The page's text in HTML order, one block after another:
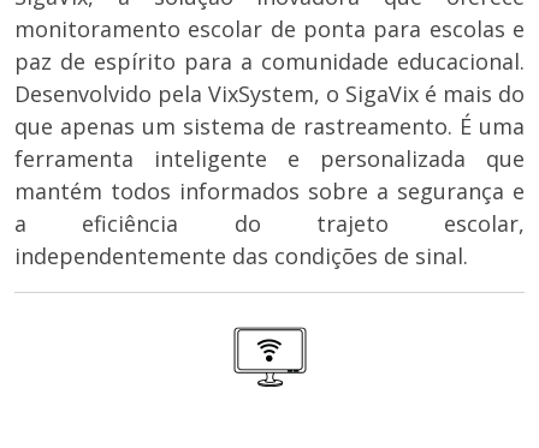
monitoramento escolar de ponta para escolas e
paz de espírito para a comunidade educacional.
Desenvolvido pela VixSystem, o SigaVix é mais do
que apenas um sistema de rastreamento. É uma
ferramenta inteligente e personalizada que
mantém todos informados sobre a segurança e
a eficiência do trajeto escolar,
independentemente das condições de sinal.